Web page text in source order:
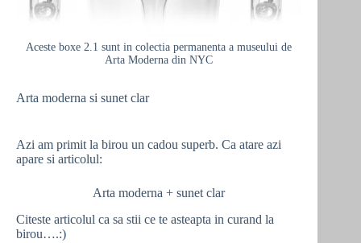
Aceste boxe 2.1 sunt in colectia permanenta a museului de
Arta Moderna din NYC
Arta moderna si sunet clar
Azi am primit la birou un cadou superb. Ca atare azi
apare si articolul:
Arta moderna + sunet clar
Citeste articolul ca sa stii ce te asteapta in curand la
birou….:)